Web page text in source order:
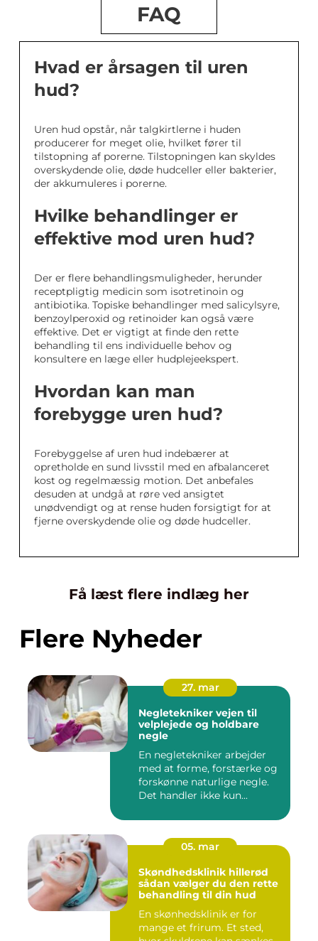
FAQ
Hvad er årsagen til uren
hud?
Uren hud opstår, når talgkirtlerne i huden
producerer for meget olie, hvilket fører til
tilstopning af porerne. Tilstopningen kan skyldes
overskydende olie, døde hudceller eller bakterier,
der akkumuleres i porerne.
Hvilke behandlinger er
effektive mod uren hud?
Der er flere behandlingsmuligheder, herunder
receptpligtig medicin som isotretinoin og
antibiotika. Topiske behandlinger med salicylsyre,
benzoylperoxid og retinoider kan også være
effektive. Det er vigtigt at finde den rette
behandling til ens individuelle behov og
konsultere en læge eller hudplejeekspert.
Hvordan kan man
forebygge uren hud?
Forebyggelse af uren hud indebærer at
opretholde en sund livsstil med en afbalanceret
kost og regelmæssig motion. Det anbefales
desuden at undgå at røre ved ansigtet
unødvendigt og at rense huden forsigtigt for at
fjerne overskydende olie og døde hudceller.
Få læst flere indlæg her
Flere Nyheder
27. mar
Negletekniker vejen til
velplejede og holdbare
negle
En negletekniker arbejder
med at forme, forstærke og
forskønne naturlige negle.
Det handler ikke kun...
05. mar
Skøndhedsklinik hillerød
sådan vælger du den rette
behandling til din hud
En skønhedsklinik er for
mange et frirum. Et sted,